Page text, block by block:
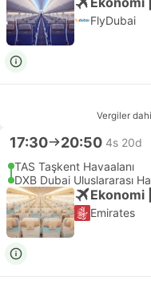
FlyDubai
Vergiler
17:30 20:50 4s 20d
TAS Taşkent Havaalanı
DXB Dubai Uluslararası
Ekonomi
Emirates